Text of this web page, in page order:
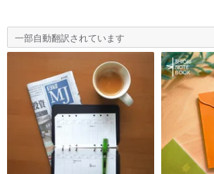
一部自動翻訳されています